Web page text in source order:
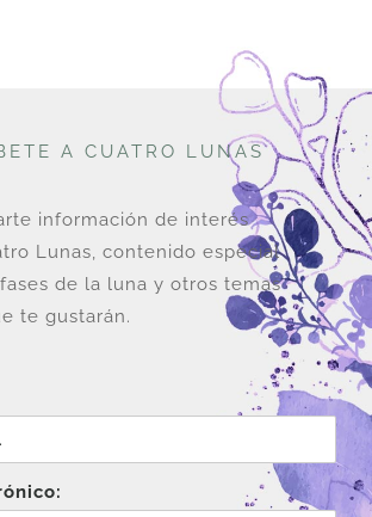
A CUATRO LUNAS
información de interés
Lunas, contenido especial
de la luna y otros temas
te gustarán.